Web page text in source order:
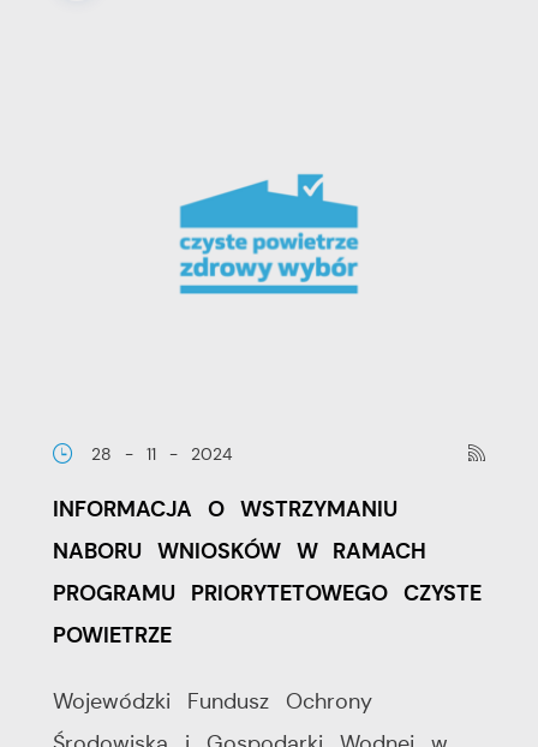
28 - 11 - 2024
INFORMACJA O WSTRZYMANIU
NABORU WNIOSKÓW W RAMACH
PROGRAMU PRIORYTETOWEGO CZYSTE
POWIETRZE
Wojewódzki Fundusz Ochrony